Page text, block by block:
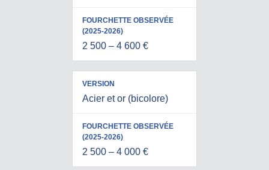
2 500 – 4 600 €
Acier et or (bicolore)
2 500 – 4 000 €